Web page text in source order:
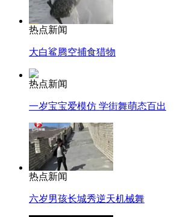
热点新闻
大白鲨腾空捕食猎物
热点新闻
一岁宝宝爱模仿 学街舞萌态百出
热点新闻
六岁男孩长城秀逆天机械舞